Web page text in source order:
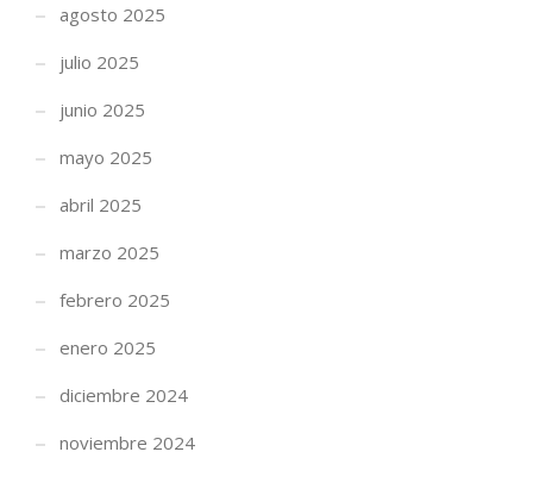
agosto 2025
julio 2025
junio 2025
mayo 2025
abril 2025
marzo 2025
febrero 2025
enero 2025
diciembre 2024
noviembre 2024